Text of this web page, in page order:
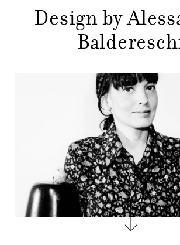
STORE
GIFT
CONTATTI
Design by